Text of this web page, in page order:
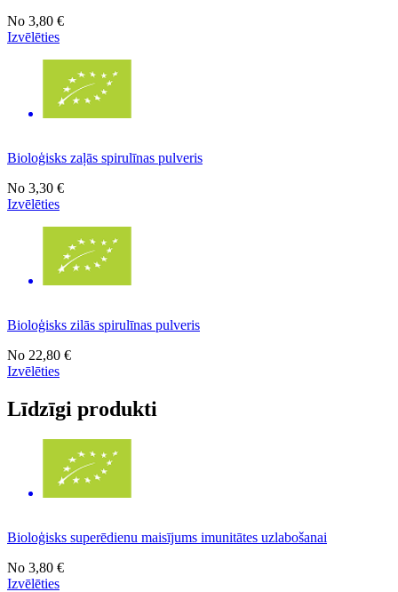
No 3,80 €
Izvēlēties
Bioloģisks zaļās spirulīnas pulveris
No 3,30 €
Izvēlēties
Bioloģisks zilās spirulīnas pulveris
No 22,80 €
Izvēlēties
Līdzīgi produkti
Bioloģisks superēdienu maisījums imunitātes uzlabošanai
No 3,80 €
Izvēlēties